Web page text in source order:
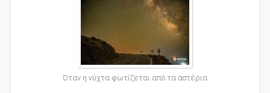
Όταν η νύχτα φωτίζεται από τα αστέρια